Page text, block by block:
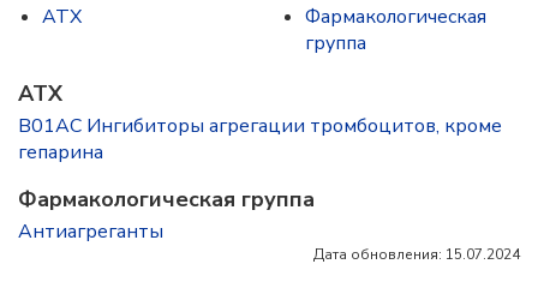
ATX
Фармакологическая
группа
ATX
B01AC Ингибиторы агрегации тромбоцитов, кроме
гепарина
Фармакологическая группа
Антиагреганты
Дата обновления: 15.07.2024